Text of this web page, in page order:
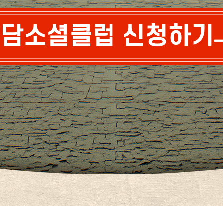
소셜클럽 신청하기